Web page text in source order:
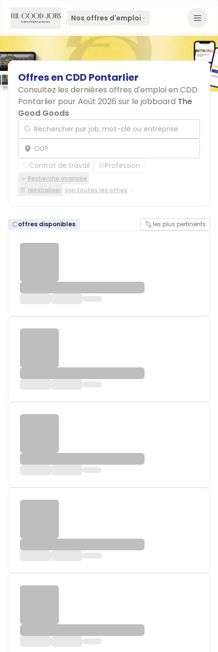
Nos offres d'emploi
Offresen CDDPontarlier
Consultez les dernières offres d'emploi en CDD
Pontarlier pour Août 2026 sur le jobboard The
Good Goods
Rechercher par job, mot-clé ou entreprise
Localisation
Contrat de travail Profession
Recherche avancée
réinitialiser voir toutes les offres
offres disponibles les plus pertinents